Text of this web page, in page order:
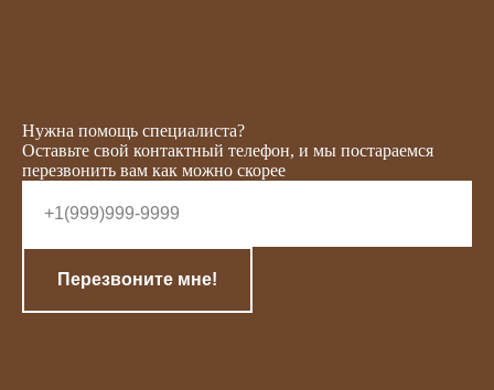
Нужна помощь специалиста?
Оставьте свой контактный телефон, и мы постараемся
перезвонить вам как можно скорее
Перезвоните мне!